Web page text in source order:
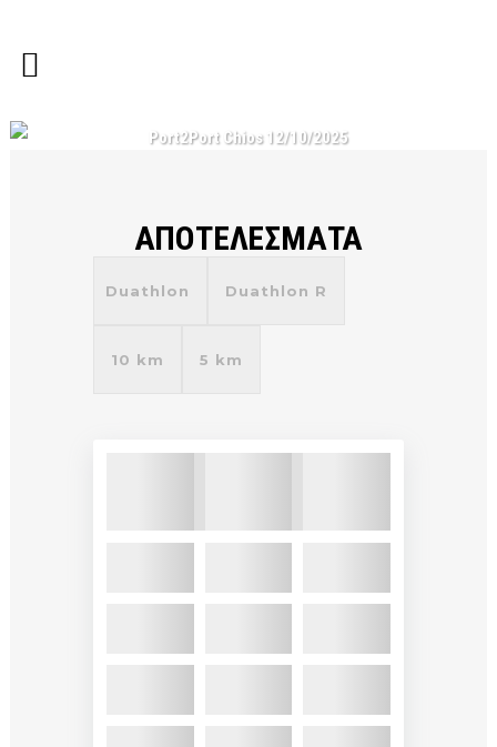
Port2Port Chios 12/10/2025
ΑΠΟΤΕΛΕΣΜΑΤΑ
Duathlon Duathlon R
10 km 5 km